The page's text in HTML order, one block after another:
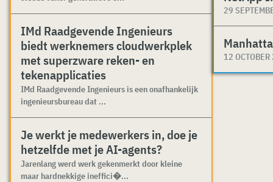
IMd Raadgevende Ingenieurs
biedt werknemers cloudwerkplek
met superzware reken- en
tekenapplicaties
IMd Raadgevende Ingenieurs is een onafhankelijk
ingenieursbureau dat ...
Je werkt je medewerkers in, doe je
hetzelfde met je AI-agents?
Jarenlang werd werk gekenmerkt door kleine
maar hardnekkige ineffici�...
29
12